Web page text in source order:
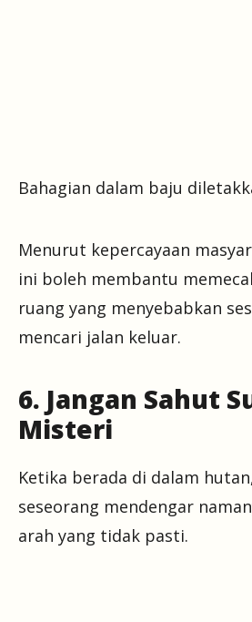
Bahagian dalam baju
Menurut kepercayaan
ini boleh membantu
ruang yang menyebabkan
mencari jalan keluar.
6. Jangan Sahut
Misteri
Ketika berada di dalam
seseorang mendengar
arah yang tidak pasti.